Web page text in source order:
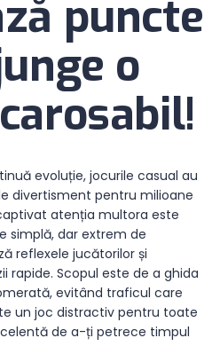
puncte
o
evoluție, jocurile casual au
divertisment pentru milioane
atenția multora este
simplă, dar extrem de
reflexele jucătorilor și
rapide. Scopul este de a ghida
evitând traficul care
un joc distractiv pentru toate
de a-ți petrece timpul